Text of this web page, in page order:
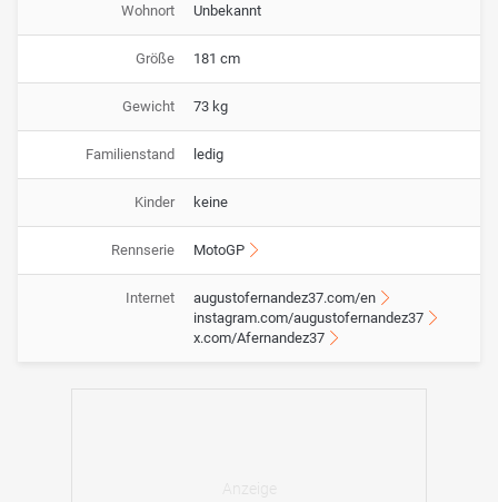
Wohnort Unbekannt
Größe 181 cm
Gewicht 73 kg
Familienstand ledig
Kinder keine
Rennserie MotoGP
Internet
augustofernandez37.com/en
instagram.com/augustofernandez37
x.com/Afernandez37